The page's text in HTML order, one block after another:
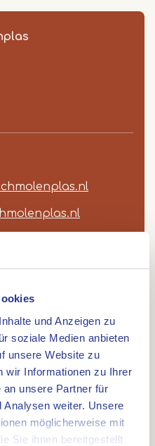
und Anzeigen zu
soziale Medien anbieten
unsere Website zu
wir Informationen zu Ihrer
an unsere Partner für
Analysen weiter. Unsere
möglicherweise mit
Sie ihnen bereitgestellt
direkt an der offenen
Maas.
geschützt